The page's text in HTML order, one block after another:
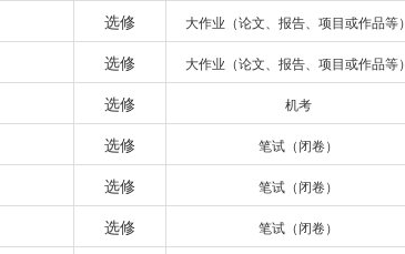
选修 大作业（论文、报告、项目或作品等）
选修 大作业（论文、报告、项目或作品等）
选修 机考
选修 笔试（闭卷）
选修 笔试（闭卷）
选修 笔试（闭卷）